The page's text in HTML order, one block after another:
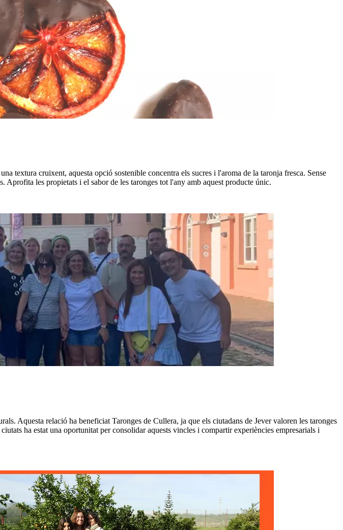
textura cruixent, aquesta opció sostenible concentra els sucres i l'aroma de la taronja fresca. Sense
les propietats i el sabor de les taronges tot l'any amb aquest producte únic.
Aquesta relació ha beneficiat Taronges de Cullera, ja que els ciutadans de Jever valoren les taronges
ha estat una oportunitat per consolidar aquests vincles i compartir experiències empresarials i